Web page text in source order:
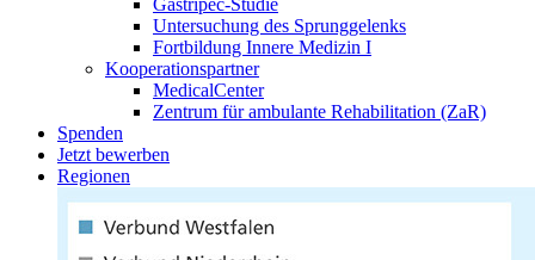
Gastripec-Studie
Untersuchung des Sprunggelenks
Fortbildung Innere Medizin I
Kooperationspartner
MedicalCenter
Zentrum für ambulante Rehabilitation (ZaR)
Spenden
Jetzt bewerben
Regionen